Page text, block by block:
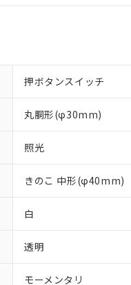
押ボタンスイッチ
丸胴形(φ30mm)
照光
きのこ 中形(φ40mm)
白
透明
モーメンタリ